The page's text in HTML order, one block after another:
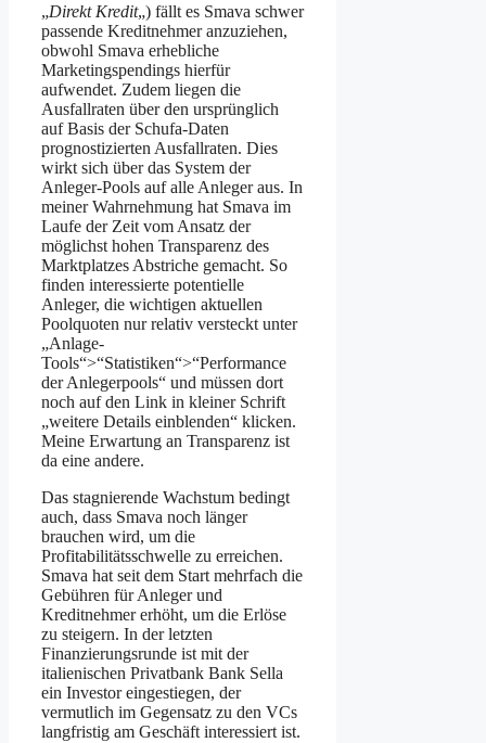
„Direkt Kredit„) fällt es Smava schwer
passende Kreditnehmer anzuziehen,
obwohl Smava erhebliche
Marketingspendings hierfür
aufwendet. Zudem liegen die
Ausfallraten über den ursprünglich
auf Basis der Schufa-Daten
prognostizierten Ausfallraten. Dies
wirkt sich über das System der
Anleger-Pools auf alle Anleger aus. In
meiner Wahrnehmung hat Smava im
Laufe der Zeit vom Ansatz der
möglichst hohen Transparenz des
Marktplatzes Abstriche gemacht. So
finden interessierte potentielle
Anleger, die wichtigen aktuellen
Poolquoten nur relativ versteckt unter
„Anlage-
Tools“>“Statistiken“>“Performance
der Anlegerpools“ und müssen dort
noch auf den Link in kleiner Schrift
„weitere Details einblenden“ klicken.
Meine Erwartung an Transparenz ist
da eine andere.
Das stagnierende Wachstum bedingt
auch, dass Smava noch länger
brauchen wird, um die
Profitabilitätsschwelle zu erreichen.
Smava hat seit dem Start mehrfach die
Gebühren für Anleger und
Kreditnehmer erhöht, um die Erlöse
zu steigern. In der letzten
Finanzierungsrunde ist mit der
italienischen Privatbank Bank Sella
ein Investor eingestiegen, der
vermutlich im Gegensatz zu den VCs
langfristig am Geschäft interessiert ist.